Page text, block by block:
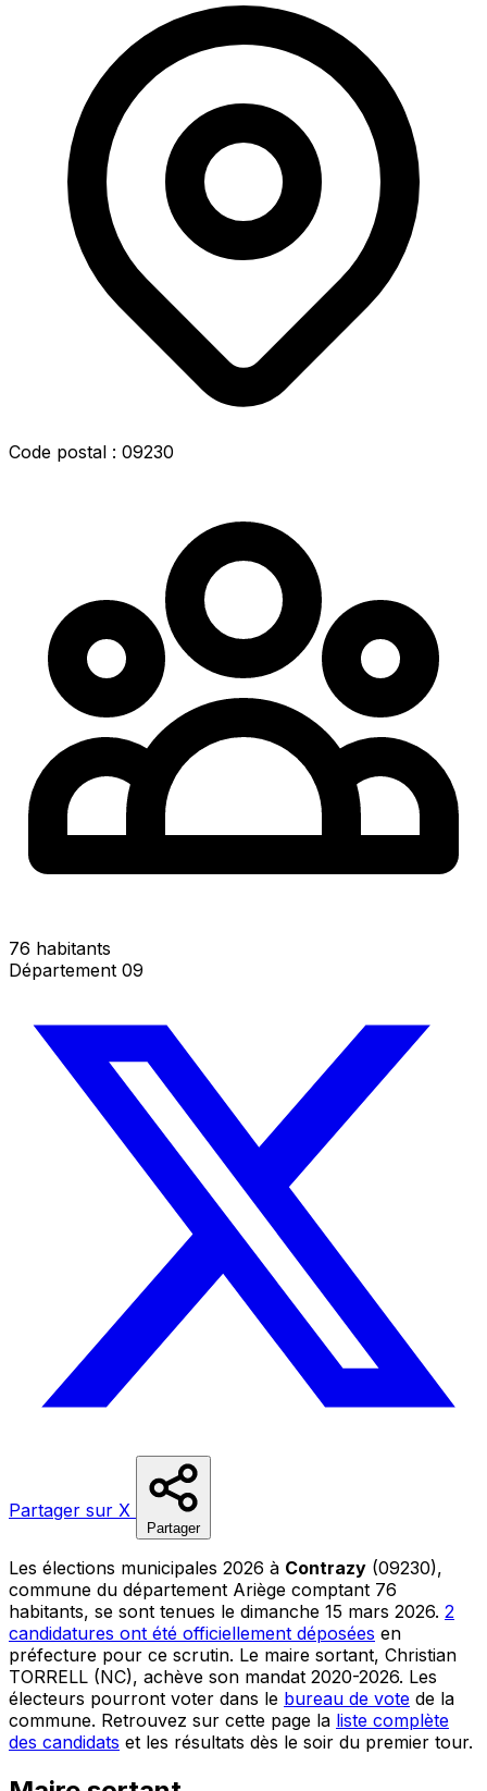
Code postal : 09230
76 habitants
Département 09
Partager sur X
Partager
Les élections municipales 2026 à Contrazy (09230),
commune du département Ariège comptant 76
habitants, se sont tenues le dimanche 15 mars 2026. 2
candidatures ont été officiellement déposées en
préfecture pour ce scrutin. Le maire sortant, Christian
TORRELL (NC), achève son mandat 2020-2026. Les
électeurs pourront voter dans le bureau de vote de la
commune. Retrouvez sur cette page la liste complète
des candidats et les résultats dès le soir du premier tour.